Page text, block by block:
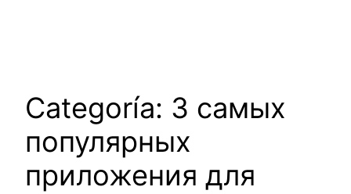
Categoría: 3 самых
популярных
приложения для